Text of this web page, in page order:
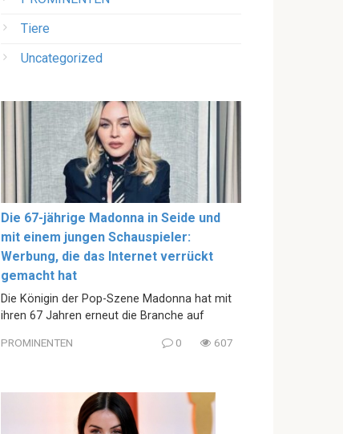
Tiere
Uncategorized
Die 67-jährige Madonna in Seide und
mit einem jungen Schauspieler:
Werbung, die das Internet verrückt
gemacht hat
Die Königin der Pop-Szene Madonna hat mit
ihren 67 Jahren erneut die Branche auf
PROMINENTEN 0 607